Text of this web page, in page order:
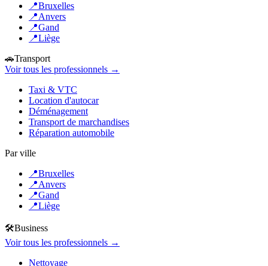
📍Bruxelles
📍Anvers
📍Gand
📍Liège
🚗Transport
Voir tous les professionnels →
Taxi & VTC
Location d'autocar
Déménagement
Transport de marchandises
Réparation automobile
Par ville
📍Bruxelles
📍Anvers
📍Gand
📍Liège
🛠️Business
Voir tous les professionnels →
Nettoyage